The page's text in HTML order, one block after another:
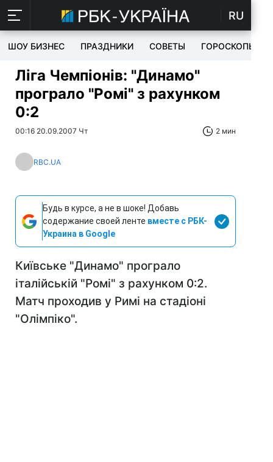
RU
ШОУ БИЗНЕС ПРАЗДНИКИ СОВЕТЫ ГОРОСКОПЫ
Ліга Чемпіонів: "Динамо"
програло "Ромі" з рахунком
0:2
00:16 20.09.2007 Чт 2 мин
RBC.UA
Будь в курсе, а не в шоке! Добавь
содержание своей ленте вместе с РБК-
Украина в Google
Київське "Динамо" програло
італійській "Ромі" з рахунком 0:2.
Матч проходив у Римі на стадіоні
"Олімпіко".